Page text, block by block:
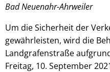
Bad Neuenahr-Ahrweiler
Um die Sicherheit der
gewährleisten, wird die
Landgrafenstraße
Freitag, 10. September